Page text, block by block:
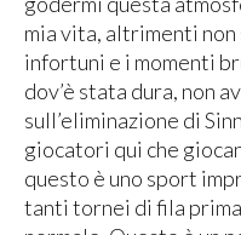
mia vita, altrimenti
infortuni e i momenti
dov’è stata dura, non
sull’eliminazione di
giocatori qui che
questo è uno sport
tanti tornei di fila